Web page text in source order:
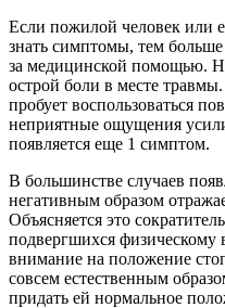
Если пожилой человек или
знать симптомы, тем
за медицинской помощью.
острой боли в месте
пробует воспользоваться
неприятные ощущения
появляется еще 1 симптом.
В большинстве случаев
негативным образом
Объясняется это
подвергшихся физическому
внимание на положение
совсем естественным
придать ей нормальное